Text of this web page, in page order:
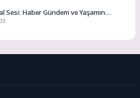
Sesi: Haber Gündem ve Yaşamın